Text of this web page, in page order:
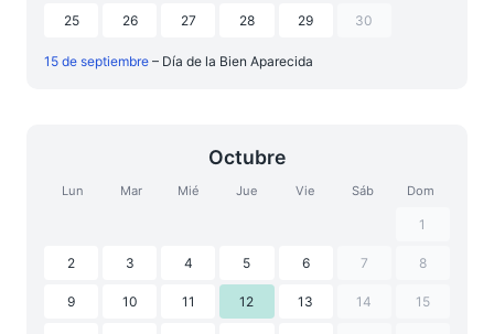
25 26 27 28 29 30
15 de septiembre – Día de la Bien Aparecida
Octubre
Lun Mar Mié Jue Vie Sáb Dom
1
2 3 4 5 6 7 8
9 10 11 12 13 14 15